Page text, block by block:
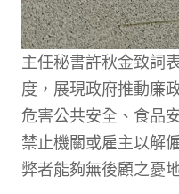
主任秘書許秋金致詞
度，展現政府推動廉
危害公共安全、食品
禁止機關或雇主以解
弊者能夠無後顧之憂